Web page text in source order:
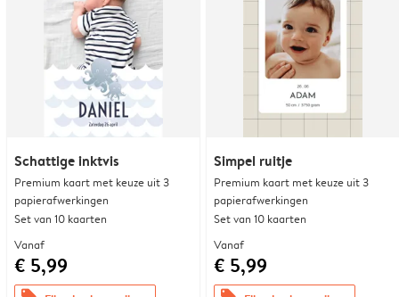
Schattige inktvis
Premium kaart met keuze uit 3
papierafwerkingen
Set van 10 kaarten
Vanaf
€ 5,99
Simpel ruitje
Premium kaart met keuze uit 3
papierafwerkingen
Set van 10 kaarten
Vanaf
€ 5,99